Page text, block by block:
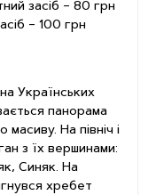
засіб – 80 грн
– 100 грн
Українських
панорама
На північ і
з їх вершинами:
Синяк. На
хребет